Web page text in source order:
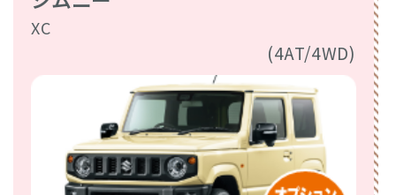
XC
(4AT/4WD)